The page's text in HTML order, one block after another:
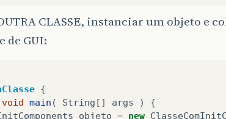
CLASSE, instanciar um objeto e
de GUI:
{
void main ( String [] args )
{
objeto = new